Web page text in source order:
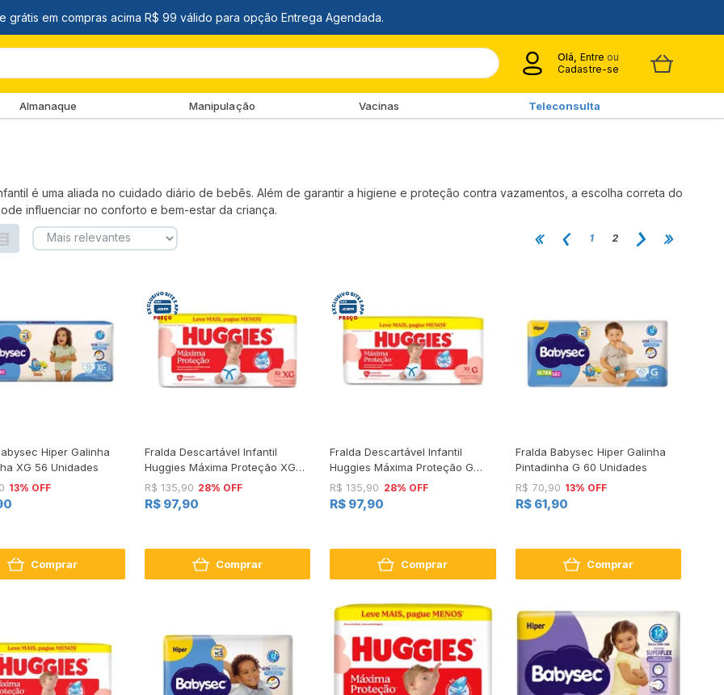
Olá, Entre ou
Cadastre-se
Almanaque Manipulação Vacinas Teleconsulta
é uma aliada no cuidado diário de bebês. Além de garantir a higiene e proteção contra vazamentos, a escolha correta do
influenciar no conforto e bem-estar da criança.
1 2
Hiper Galinha
XG 56 Unidades
13% OFF
Comprar
Fralda Descartável Infantil
Huggies Máxima Proteção XG
Pacote 82 Unidades Leve Mais
Pague Menos
R$ 135,90 28% OFF
R$ 97,90
Comprar
Fralda Descartável Infantil
Huggies Máxima Proteção G
Pacote 92 Unidades Leve Mais
Pague Menos
R$ 135,90 28% OFF
R$ 97,90
Comprar
Fralda Babysec Hiper Galinha
Pintadinha G 60 Unidades
R$ 70,90 13% OFF
R$ 61,90
Comprar